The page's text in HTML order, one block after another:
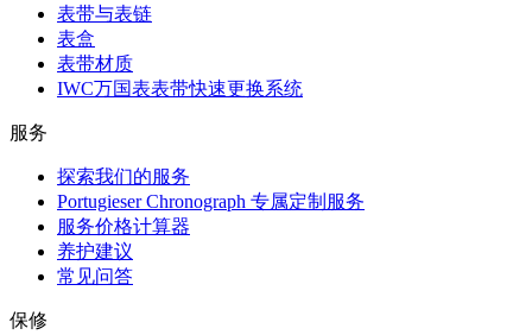
表带与表链
表盒
表带材质
IWC万国表表带快速更换系统
服务
探索我们的服务
Portugieser Chronograph 专属定制服务
服务价格计算器
养护建议
常见问答
保修